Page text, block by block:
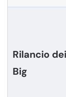
Rilancio dei
Big